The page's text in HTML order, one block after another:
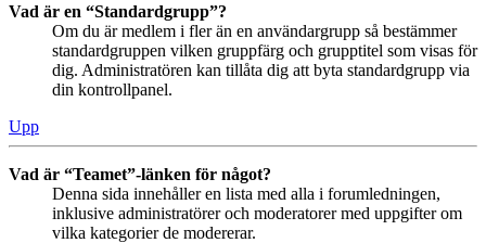
Vad är en “Standardgrupp”?
Om du är medlem i fler än en användargrupp så bestämmer
standardgruppen vilken gruppfärg och grupptitel som visas för
dig. Administratören kan tillåta dig att byta standardgrupp via
din kontrollpanel.
Upp
Vad är “Teamet”-länken för något?
Denna sida innehåller en lista med alla i forumledningen,
inklusive administratörer och moderatorer med uppgifter om
vilka kategorier de modererar.